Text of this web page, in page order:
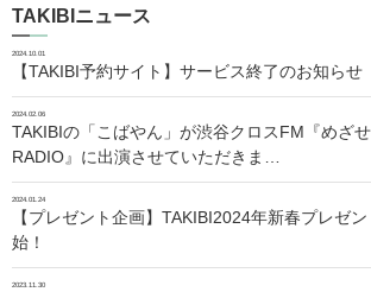
TAKIBIニュース
2024.10.01
【TAKIBI予約サイト】サービス終了のお知らせ
2024.02.06
TAKIBIの「こばやん」が渋谷クロスFM『めざ
RADIO』に出演させていただきま…
2024.01.24
【プレゼント企画】TAKIBI2024年新春プレゼ
始！
2023.11.30